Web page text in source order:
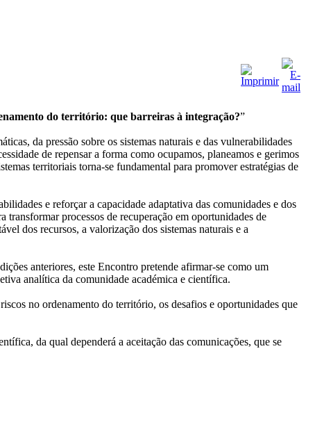
do território: que barreiras à integração?”
da pressão sobre os sistemas naturais e das vulnerabilidades
de repensar a forma como ocupamos, planeamos e gerimos
territoriais torna-se fundamental para promover estratégias de
e reforçar a capacidade adaptativa das comunidades e dos
processos de recuperação em oportunidades de
dos recursos, a valorização dos sistemas naturais e a
anteriores, este Encontro pretende afirmar-se como um
analítica da comunidade académica e científica.
no ordenamento do território, os desafios e oportunidades que
da qual dependerá a aceitação das comunicações, que se